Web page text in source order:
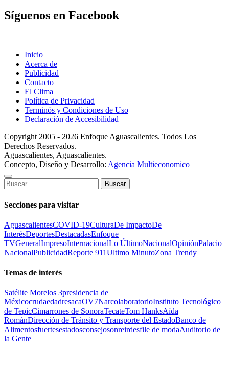
Síguenos en Facebook
Inicio
Acerca de
Publicidad
Contacto
El Clima
Política de Privacidad
Terminós y Condiciones de Uso
Declaración de Accesibilidad
Copyright 2005 - 2026 Enfoque Aguascalientes. Todos Los
Derechos Reservados.
Aguascalientes, Aguascalientes.
Concepto, Diseño y Desarrollo: Agencia Multieconomico
Buscar:
Secciones para visitar
AguascalientesCOVID-19CulturaDe ImpactoDe
InterésDeportesDestacadasEnfoque
TVGeneralImpresoInternacionalLo ÚltimoNacionalOpiniónPalacio
NacionalPublicidadReporte 911Ultimo MinutoZona Trendy
Temas de interés
Satélite Morelos 3presidencia de
MéxicocrudaedadresacaOV7NarcolaboratorioInstituto Tecnológico
de TepicCimarrones de SonoraTecateTom HanksAída
RománDirección de Tránsito y Transporte del EstadoBanco de
Alimentosfuertesestadosconsejosonreirdesfile de modaAuditorio de
la Gente